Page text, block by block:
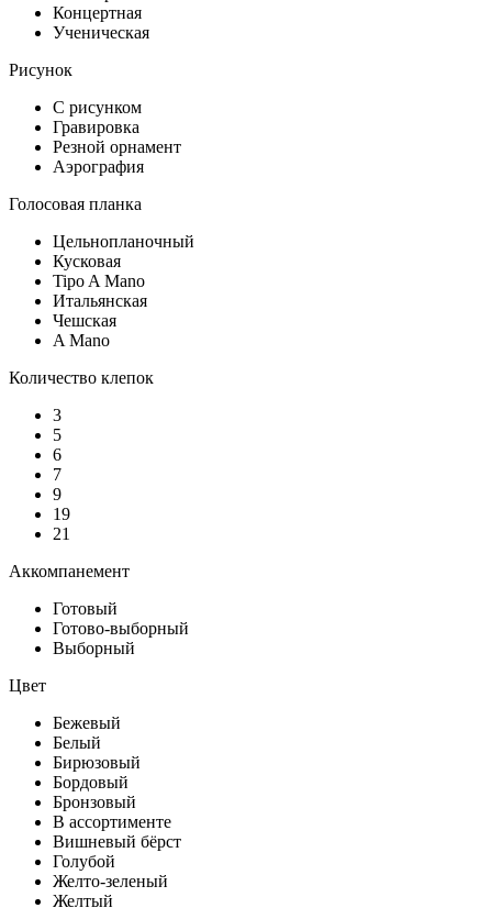
Концертная
Ученическая
Рисунок
С рисунком
Гравировка
Резной орнамент
Аэрография
Голосовая планка
Цельнопланочный
Кусковая
Tipo A Mano
Итальянская
Чешская
A Mano
Количество клепок
3
5
6
7
9
19
21
Аккомпанемент
Готовый
Готово-выборный
Выборный
Цвет
Бежевый
Белый
Бирюзовый
Бордовый
Бронзовый
В ассортименте
Вишневый бёрст
Голубой
Желто-зеленый
Желтый